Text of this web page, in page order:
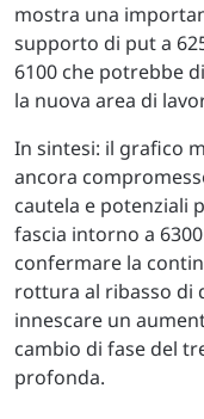
mostra una
supporto di put a
6100 che potrebbe
la nuova area di
In sintesi: il grafico
ancora
cautela e potenziali
fascia intorno a
confermare la
rottura al ribasso di
innescare un
cambio di fase del
profonda.